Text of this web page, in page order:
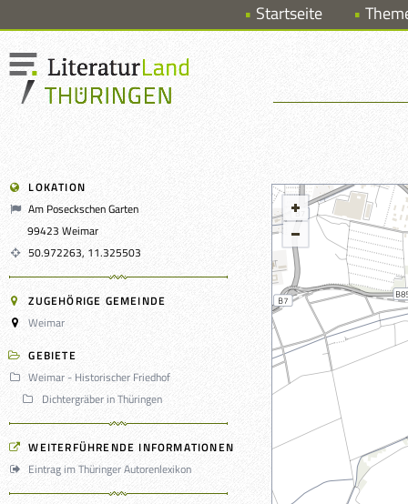
Startseite
LOKATION
Am Poseckschen Garten
99423 Weimar
50.972263, 11.325503
ZUGEHÖRIGE GEMEINDE
Weimar
GEBIETE
Weimar - Historischer Friedhof
Dichtergräber in Thüringen
WEITERFÜHRENDE INFORMATIONEN
Eintrag im Thüringer Autorenlexikon